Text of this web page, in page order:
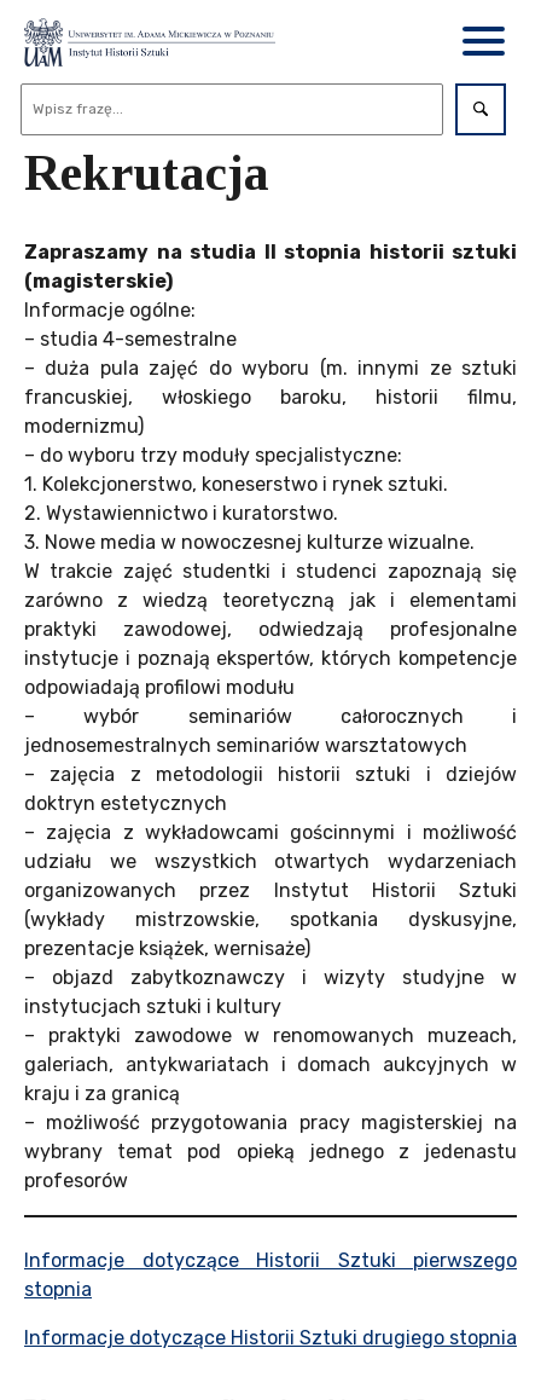
Rekrutacja
Zapraszamy na studia II stopnia historii sztuki
(magisterskie)
Informacje ogólne:
– studia 4-semestralne
– duża pula zajęć do wyboru (m. innymi ze sztuki
francuskiej, włoskiego baroku, historii filmu,
modernizmu)
– do wyboru trzy moduły specjalistyczne:
1. Kolekcjonerstwo, koneserstwo i rynek sztuki.
2. Wystawiennictwo i kuratorstwo.
3. Nowe media w nowoczesnej kulturze wizualne.
W trakcie zajęć studentki i studenci zapoznają się
zarówno z wiedzą teoretyczną jak i elementami
praktyki zawodowej, odwiedzają profesjonalne
instytucje i poznają ekspertów, których kompetencje
odpowiadają profilowi modułu
– wybór seminariów całorocznych i
jednosemestralnych seminariów warsztatowych
– zajęcia z metodologii historii sztuki i dziejów
doktryn estetycznych
– zajęcia z wykładowcami gościnnymi i możliwość
udziału we wszystkich otwartych wydarzeniach
organizowanych przez Instytut Historii Sztuki
(wykłady mistrzowskie, spotkania dyskusyjne,
prezentacje książek, wernisaże)
– objazd zabytkoznawczy i wizyty studyjne w
instytucjach sztuki i kultury
– praktyki zawodowe w renomowanych muzeach,
galeriach, antykwariatach i domach aukcyjnych w
kraju i za granicą
– możliwość przygotowania pracy magisterskiej na
wybrany temat pod opieką jednego z jedenastu
profesorów
Informacje dotyczące Historii Sztuki pierwszego
stopnia
Informacje dotyczące Historii Sztuki drugiego stopnia